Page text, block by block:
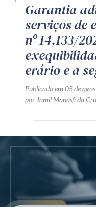
Garantia
serviços de
nº 14.133/
erário e a
Publicado em 05 de
por Jamil Manasfi da